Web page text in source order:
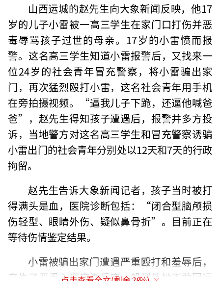
山西运城的赵先生向大象新闻反映，他17
岁的儿子小雷被一高三学生在家门口打伤并恶
毒辱骂孩子过世的母亲。17岁的小雷愤而报
警。这名高三学生知道小雷报警后，又找来一
位24岁的社会青年冒充警察，将小雷骗出家
门，再次猛烈殴打小雷，这名社会青年用手机
在旁拍摄视频。“逼我儿子下跪，还逼他喊爸
爸”，赵先生得知孩子遭遇后，报警并多方投
诉，当地警方对这名高三学生和冒充警察诱骗
小雷出门的社会青年分别处以12天和7天的行政
拘留。
赵先生告诉大象新闻记者，孩子当时被打
得满头是血，医院诊断包括：“闭合型脑颅损
伤轻型、眼睛外伤、疑似鼻骨折”。目前正在
等待伤情鉴定结果。
小雷被骗出家门遭遇严重殴打和羞辱后，
产生了严重心理应激反应，躲到外地不敢回运